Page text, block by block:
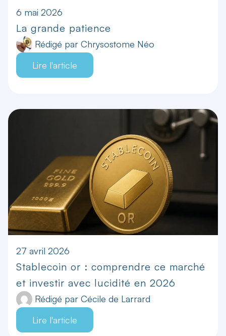
6 mai 2026
La grande patience
Rédigé par Chrysostome Néo
Lire l'article
27 avril 2026
Stablecoin or : comprendre ce marché
et investir avec lucidité en 2026
Rédigé par Cécile de Larrard
Lire l'article